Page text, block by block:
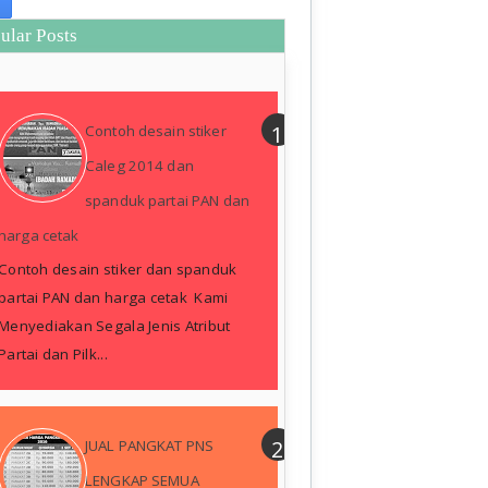
Posts
Contoh desain stiker
Caleg 2014 dan
spanduk partai PAN dan
cetak
desain stiker dan spanduk
PAN dan harga cetak Kami
Segala Jenis Atribut
dan Pilk...
JUAL PANGKAT PNS
LENGKAP SEMUA